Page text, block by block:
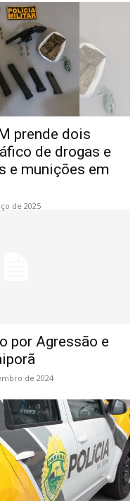
prende dois
de drogas e
e munições em
de 2025
por Agressão e
de 2024